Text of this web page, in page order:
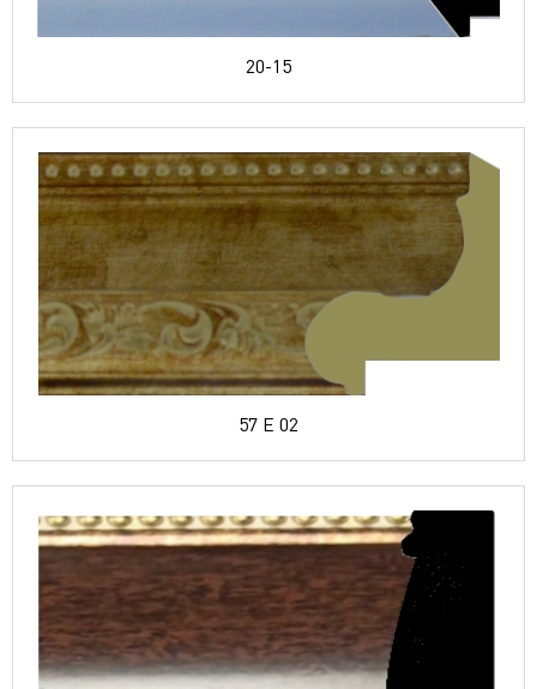
20-15
57 E 02